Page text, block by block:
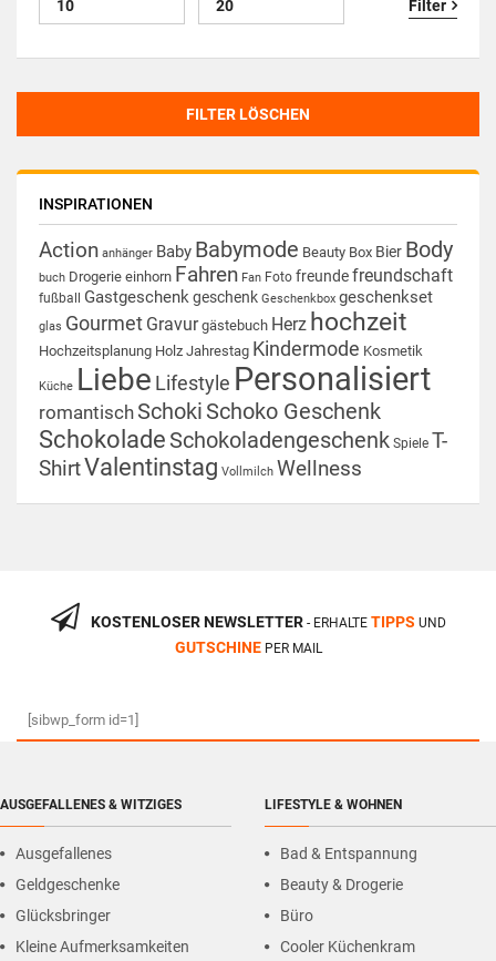
Filter
FILTER LÖSCHEN
INSPIRATIONEN
Action anhänger Baby Babymode Beauty Box Bier Body
buch Drogerie einhorn Fahren Fan Foto freundefreundschaft
fußball Gastgeschenkgeschenk Geschenkbox geschenkset
glas Gourmet Gravur gästebuch Herz hochzeit
Hochzeitsplanung Holz Jahrestag Kindermode Kosmetik
Küche Liebe Lifestyle Personalisiert
romantisch Schoki Schoko Geschenk
Schokolade Schokoladengeschenk Spiele T-
ShirtValentinstag Vollmilch Wellness
KOSTENLOSER NEWSLETTER- ERHALTE TIPPS UND
GUTSCHINEPER MAIL
[sibwp_form id=1]
AUSGEFALLENES & WITZIGES
Ausgefallenes
Geldgeschenke
Glücksbringer
Kleine Aufmerksamkeiten
LIFESTYLE & WOHNEN
Bad & Entspannung
Beauty & Drogerie
Büro
Cooler Küchenkram